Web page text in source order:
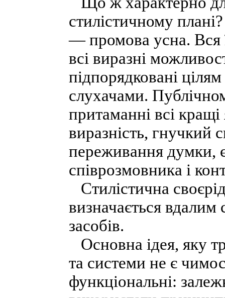
стилістичному
— промова усна. Вся
всі виразні
підпорядковані
слухачами.
притаманні всі
виразність, гнучкий
переживання думки,
співрозмовника і
Стилістична
визначається
засобів.
Основна ідея, яку
та системи не є
функціональні: